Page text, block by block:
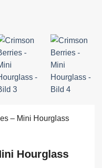
– Mini Hourglass
Hourglass